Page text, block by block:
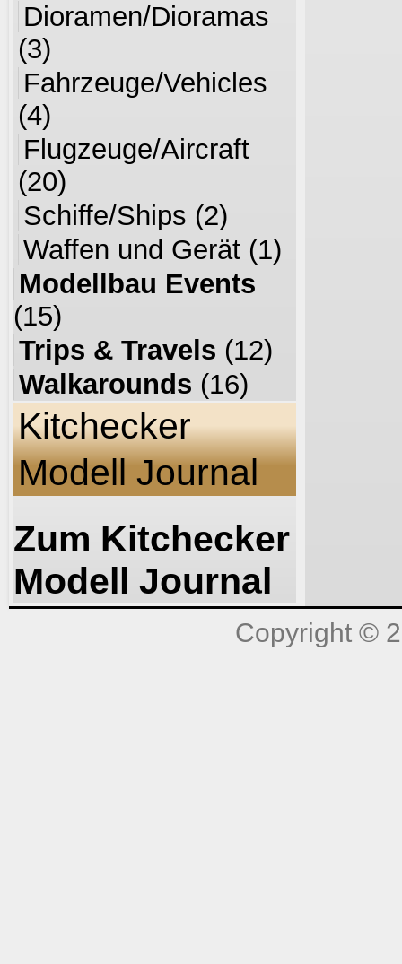
Dioramen/Dioramas
(3)
Fahrzeuge/Vehicles
(4)
Flugzeuge/Aircraft
(20)
Schiffe/Ships (2)
Waffen und Gerät (1)
Modellbau Events
(15)
Trips & Travels (12)
Walkarounds (16)
Kitchecker
Modell Journal
Zum Kitchecker
Modell Journal
Copyright ©